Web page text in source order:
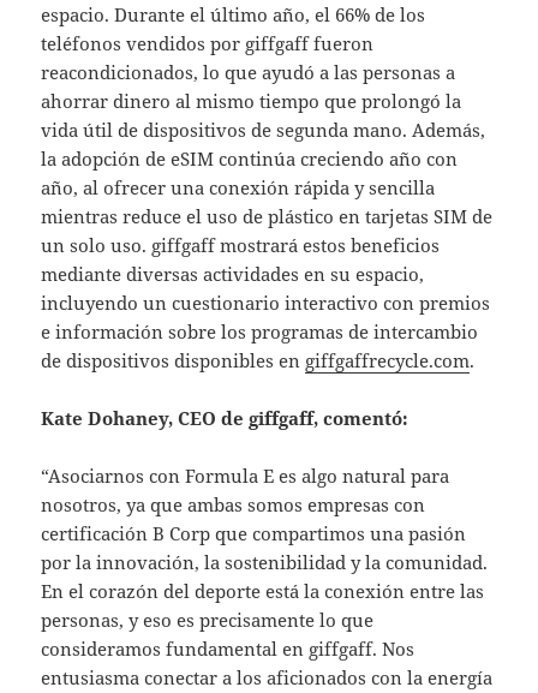
espacio. Durante el último año, el 66% de los
teléfonos vendidos por giffgaff fueron
reacondicionados, lo que ayudó a las personas a
ahorrar dinero al mismo tiempo que prolongó la
vida útil de dispositivos de segunda mano. Además,
la adopción de eSIM continúa creciendo año con
año, al ofrecer una conexión rápida y sencilla
mientras reduce el uso de plástico en tarjetas SIM de
un solo uso. giffgaff mostrará estos beneficios
mediante diversas actividades en su espacio,
incluyendo un cuestionario interactivo con premios
e información sobre los programas de intercambio
de dispositivos disponibles en giffgaffrecycle.com.
Kate Dohaney, CEO de giffgaff, comentó:
“Asociarnos con Formula E es algo natural para
nosotros, ya que ambas somos empresas con
certificación B Corp que compartimos una pasión
por la innovación, la sostenibilidad y la comunidad.
En el corazón del deporte está la conexión entre las
personas, y eso es precisamente lo que
consideramos fundamental en giffgaff. Nos
entusiasma conectar a los aficionados con la energía